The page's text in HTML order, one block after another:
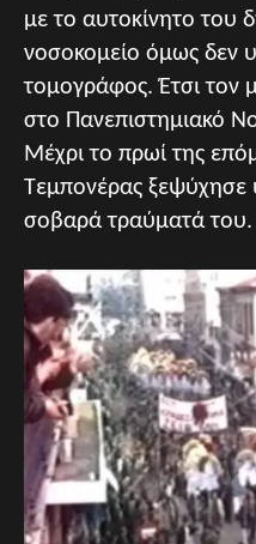
με το αυτοκίνητο του
νοσοκομείο όμως δεν
τομογράφος. Έτσι τον
στο Πανεπιστημιακό
Μέχρι το πρωί της
Τεμπονέρας ξεψύχησε
σοβαρά τραύματά του.